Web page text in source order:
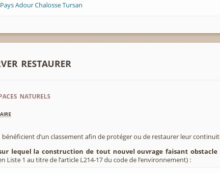
Adour Chalosse Tursan
restaurer
naturels
bénéficient d’un classement afin de protéger ou de restaurer leur
lequel la construction de tout nouvel ouvrage faisant
Liste 1 au titre de l’article L214-17 du code de l’environnement) :